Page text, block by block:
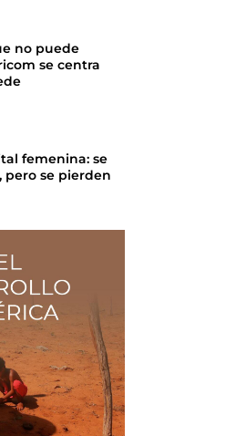
no puede
se centra
femenina: se
pero se pierden